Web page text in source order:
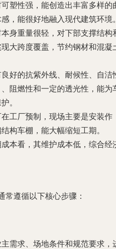
塑性强，能创造出丰富多样的
，能很好地融入现代建筑环境
身重量很轻，对下部支撑结构
大跨度覆盖，节约钢材和混凝
好的抗紫外线、耐候性、自洁
、阻燃性和一定的透光性，能为
。
工厂预制，现场主要是安装作
构车棚，能大幅缩短工期。
本看，其维护成本低，综合经
常遵循以下核心步骤：
需求、场地条件和规范要求，